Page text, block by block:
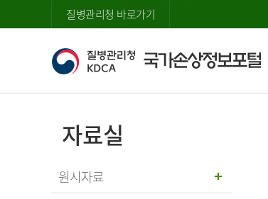
질병관리청 바로가기
자료실
원시자료